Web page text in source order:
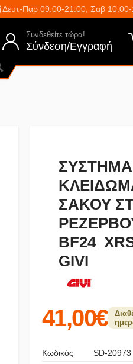
Δευτ-Παρ 09:00-21:00, Σαβ
Συνδεθείτε τώρα!
Σύνδεση/Εγγραφή
ΣΥΣΤΗΜΑ
ΣΑΚΟΥ
GIVI
41,00€
Κωδικός
SD-20973